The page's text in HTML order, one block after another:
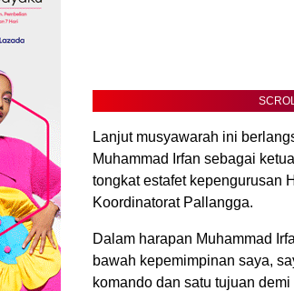
Lanjut musyawarah ini
Muhammad Irfan sebagai
tongkat estafet kepengurusan
Koordinatorat Pallangga.
Dalam harapan Muhammad
bawah kepemimpinan saya,
komando dan satu tujuan